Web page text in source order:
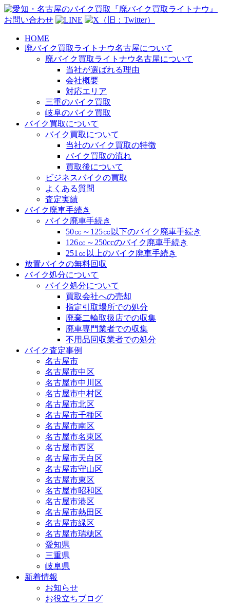
お問い合わせ
HOME
廃バイク買取ライトナウ名古屋について
廃バイク買取ライトナウ名古屋について
当社が選ばれる理由
会社概要
対応エリア
三重のバイク買取
岐阜のバイク買取
バイク買取について
バイク買取について
当社のバイク買取の特徴
バイク買取の流れ
買取後について
ビジネスバイクの買取
よくある質問
査定実績
バイク廃車手続き
バイク廃車手続き
50㏄～125㏄以下のバイク廃車手続き
126㏄～250ccのバイク廃車手続き
251㏄以上のバイク廃車手続き
放置バイクの無料回収
バイク処分について
バイク処分について
買取会社への売却
指定引取場所での処分
廃棄二輪取扱店での収集
廃車専門業者での収集
不用品回収業者での処分
バイク査定事例
名古屋市
名古屋市中区
名古屋市中川区
名古屋市中村区
名古屋市北区
名古屋市千種区
名古屋市南区
名古屋市名東区
名古屋市西区
名古屋市天白区
名古屋市守山区
名古屋市東区
名古屋市昭和区
名古屋市港区
名古屋市熱田区
名古屋市緑区
名古屋市瑞穂区
愛知県
三重県
岐阜県
新着情報
お知らせ
お役立ちブログ